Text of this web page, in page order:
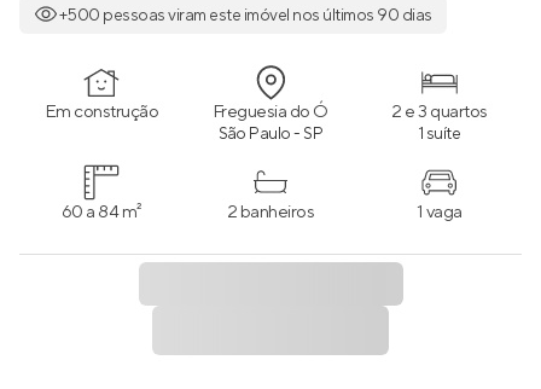
+500 pessoas viram este imóvel nos últimos 90 dias
Em construção Freguesia do Ó
São Paulo - SP
2 e 3 quartos
1 suíte
60 a 84 m² 2 banheiros 1 vaga